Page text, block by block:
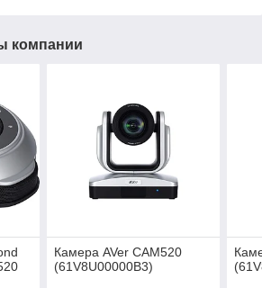
компании
Камера AVer CAM520
(61V8U00000B3)